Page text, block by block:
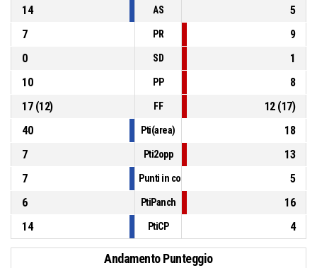
14
AS
5
7
PR
9
0
SD
1
10
PP
8
17(12) FF 12(17)
40
Pti(area)
18
7
Pti2opp
13
7
Punti in contropiede
5
6
PtiPanch
16
14
PtiCP 4
Andamento Punteggio